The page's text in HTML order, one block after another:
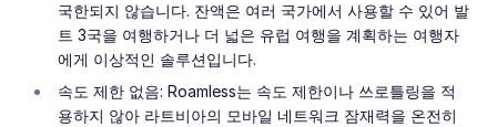
국한되지 않습니다. 잔액은 여러 국가에서 사용할 수 있어 발
트 3국을 여행하거나 더 넓은 유럽 여행을 계획하는 여행자
에게 이상적인 솔루션입니다.
속도 제한 없음: Roamless는 속도 제한이나 쓰로틀링을 적
용하지 않아 라트비아의 모바일 네트워크 잠재력을 온전히